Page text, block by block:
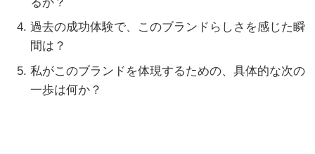
過去の成功体験で、このブランドらしさを感じた瞬
間は？
私がこのブランドを体現するための、具体的な次の
一歩は何か？